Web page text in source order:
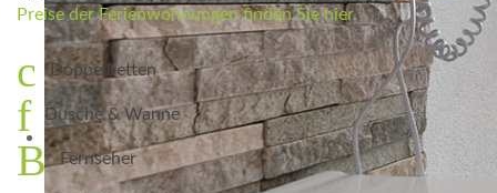
Preise der Ferienwohnungen finden Sie hier.
Doppelbetten
Dusche & Wanne
Fernseher